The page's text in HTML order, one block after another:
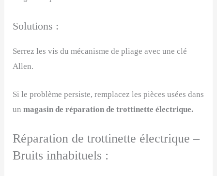
Solutions :
Serrez les vis du mécanisme de pliage avec une clé
Allen.
Si le problème persiste, remplacez les pièces usées dans
unmagasin de réparation de trottinette électrique.
Réparation de trottinette électrique –
Bruits inhabituels :